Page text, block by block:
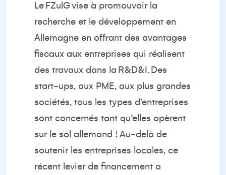
Le FZul Gvise à promouvoir la
recherche et le développement en
Allemagne en offrant des avantages
fiscaux aux entreprises qui réalisent
des travaux dans la R&D&I . Des
start-ups, aux PME, aux plus grandes
sociétés, tous les types d’entreprises
sont concernés tant qu’elles opèrent
sur le sol allemand ! Au-delà de
soutenir les entreprises locales, ce
récent levier de financement a